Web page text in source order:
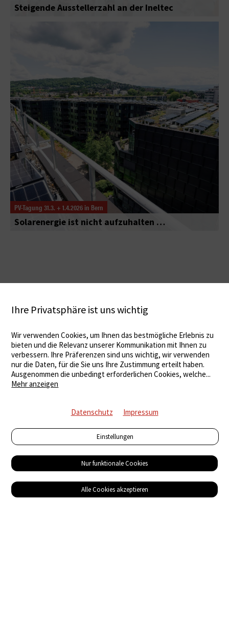
Steigende Ausstellerzahl an der Ineltec
PV-Tagung 31.3. + 1.4.2026 in Bern
Solarenergie ist nicht aufzuhalten …
Ihre Privatsphäre ist uns wichtig
Wir verwenden Cookies, um Ihnen das bestmögliche Erlebnis zu
bieten und die Relevanz unserer Kommunikation mit Ihnen zu
verbessern. Ihre Präferenzen sind uns wichtig, wir verwenden
nur die Daten, für die Sie uns Ihre Zustimmung erteilt haben.
Ausgenommen die unbedingt erforderlichen Cookies, welche...
Mehr anzeigen
Datenschutz Impressum
Einstellungen
Nur funktionale Cookies
Alle Cookies akzeptieren